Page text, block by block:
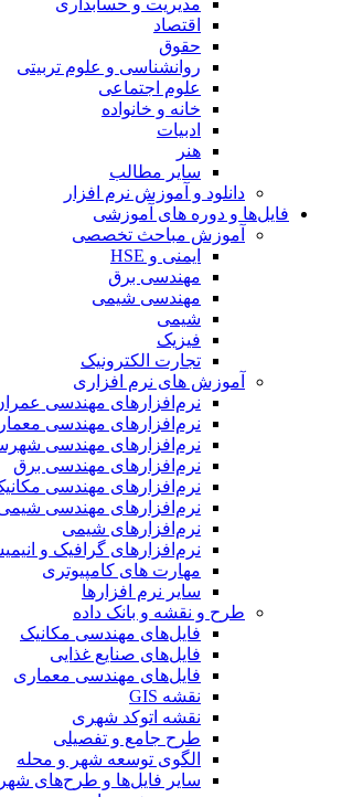
اقتصاد
حقوق
روانشناسی و علوم تربیتی
علوم اجتماعی
خانه و خانواده
ادبیات
هنر
سایر مطالب
دانلود و آموزش نرم افزار
فایل‌ها و دوره های آموزشی
آموزش مباحث تخصصی
ایمنی و HSE
مهندسی برق
مهندسی شیمی
شیمی
فیزیک
تجارت الکترونیک
آموزش های نرم افزاری
نرم‌افزارهای مهندسی عمران
نرم‌افزارهای مهندسی معماری
نرم‌افزارهای مهندسی شهرسازی
نرم‌افزارهای مهندسی برق
نرم‌افزارهای مهندسی مکانیک
نرم‌افزارهای مهندسی شیمی
نرم‌افزارهای شیمی
نرم‌افزارهای گرافیک و انیمیشن
مهارت های کامپیوتری
سایر نرم افزارها
طرح و نقشه و بانک داده
فایل‌های مهندسی مکانیک
فایل‌های صنایع غذایی
فایل‌های مهندسی معماری
نقشه GIS
نقشه اتوکد شهری
طرح جامع و تفصیلی
الگوی توسعه شهر و محله
سایر فایل‌ها و طرح‌های شهری